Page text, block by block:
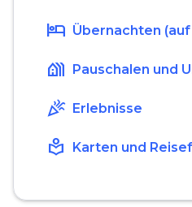
hotel Übernachten (auf
holiday_village Pauschalen und
celebration Erlebnisse
local_library Karten und